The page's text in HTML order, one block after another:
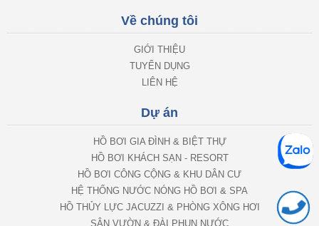
Về chúng tôi
GIỚI THIỆU
TUYỂN DỤNG
LIÊN HỆ
Dự án
HỒ BƠI GIA ĐÌNH & BIỆT THỰ
HỒ BƠI KHÁCH SẠN - RESORT
HỒ BƠI CÔNG CỘNG & KHU DÂN CƯ
HỆ THỐNG NƯỚC NÓNG HỒ BƠI & SPA
HỒ THỦY LỰC JACUZZI & PHÒNG XÔNG HƠI
SÂN VƯỜN & ĐÀI PHUN NƯỚC